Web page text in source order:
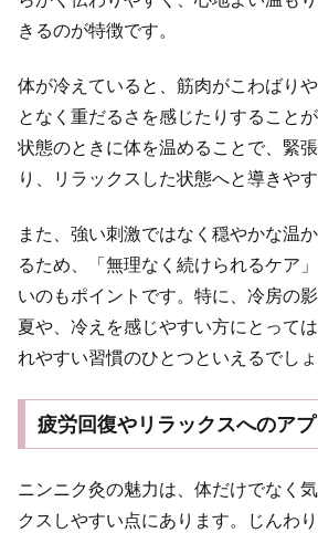
きるのが特徴です。
体が冷えていると、筋肉がこわばり
となく重だるさを感じたりすること
状態のときに体を温めることで、緊
り、リラックスした状態へと導きやす
また、強い刺激ではなく穏やかな温
るため、「無理なく続けられるケア
いのもポイントです。特に、冷房の
夏や、冷えを感じやすい方にとって
れやすい習慣のひとつといえるでしょ
疲労回復やリラックスへのア
ニンニク灸の魅力は、体だけでなく
クスしやすい点にあります。じんわ